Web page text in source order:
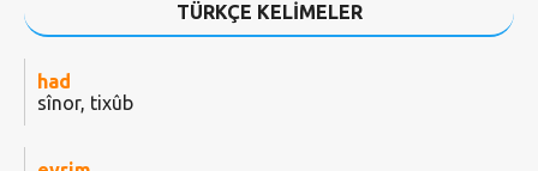
TÜRKÇE KELİMELER
had
sînor, tixûb